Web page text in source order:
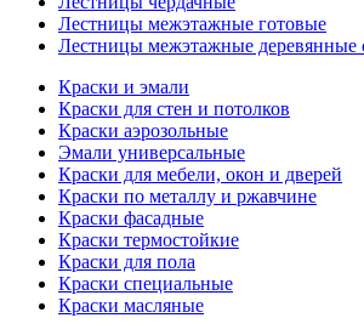
Лестницы межэтажные готовые
Лестницы межэтажные деревянные
Краски и эмали
Краски для стен и потолков
Краски аэрозольные
Эмали универсальные
Краски для мебели, окон и дверей
Краски по металлу и ржавчине
Краски фасадные
Краски термостойкие
Краски для пола
Краски специальные
Краски масляные